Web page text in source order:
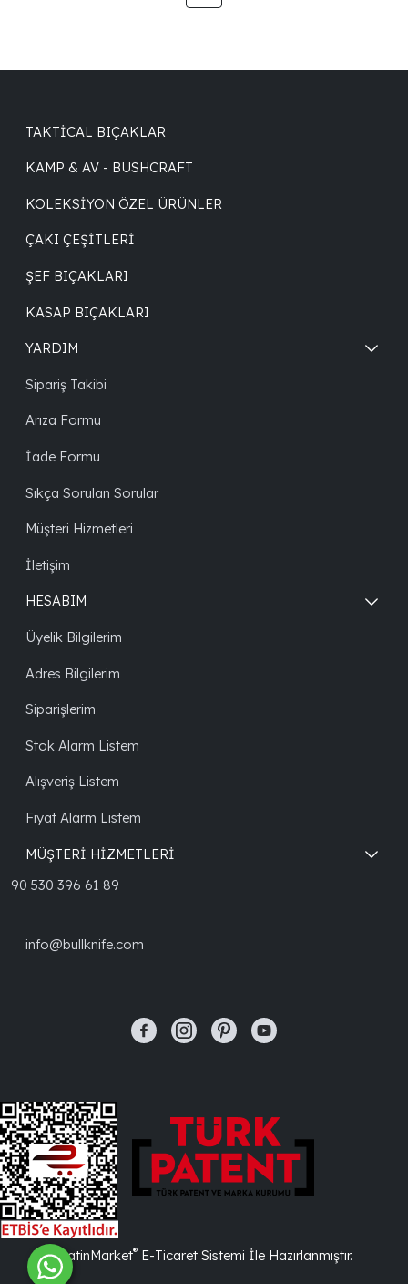
TAKTICAL BIÇAKLAR
KAMP & AV - BUSHCRAFT
KOLEKSIYON ÖZEL ÜRÜNLER
ÇAKI ÇEŞITLERI
ŞEF BIÇAKLARI
KASAP BIÇAKLARI
YARDIM
Sipariş Takibi
Arıza Formu
İade Formu
Sıkça Sorulan Sorular
Müşteri Hizmetleri
İletişim
HESABIM
Üyelik Bilgilerim
Adres Bilgilerim
Siparişlerim
Stok Alarm Listem
Alışveriş Listem
Fiyat Alarm Listem
MÜŞTERİ HİZMETLERİ
90 530 396 61 89
info@bullknife.com
PlatinMarket® E-Ticaret Sistemi İle Hazırlanmıştır.